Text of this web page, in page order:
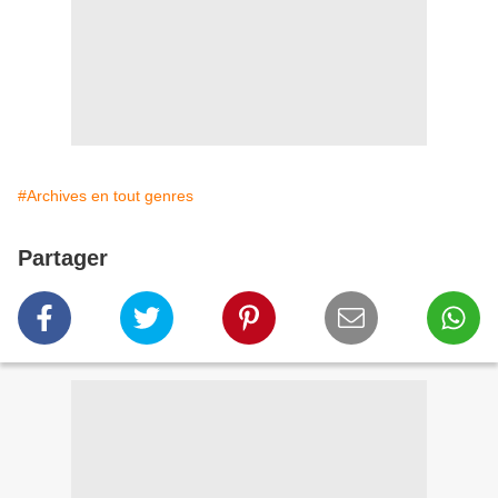
#Archives en tout genres
Partager